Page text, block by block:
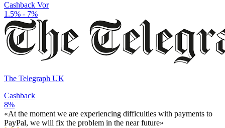
Cashback Vor
1.5% - 7%
The Telegraph UK
Cashback
8%
«At the moment we are experiencing difficulties with payments to
PayPal, we will fix the problem in the near future»